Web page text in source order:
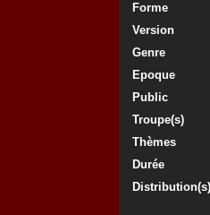
Forme
Version
Genre
Epoque
Public
Troupe(s)
Thèmes
Durée
Distribution(s)